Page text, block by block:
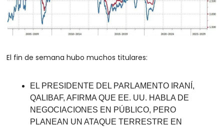
El fin de semana hubo muchos titulares:
EL PRESIDENTE DEL PARLAMENTO IRANÍ,
QALIBAF, AFIRMA QUE EE. UU. HABLA DE
NEGOCIACIONES EN PÚBLICO, PERO
PLANEAN UN ATAQUE TERRESTRE EN